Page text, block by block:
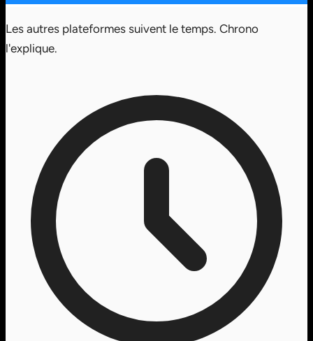
Les autres plateformes suivent le temps. Chrono
l'explique.